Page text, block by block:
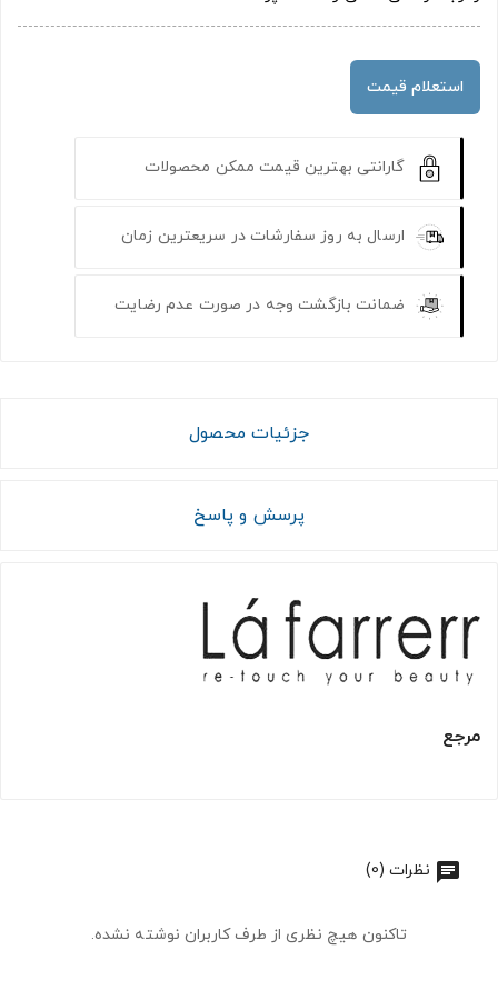
استعلام قیمت
گارانتی بهترین قیمت ممکن محصولات
ارسال به روز سفارشات در سریعترین زمان
ضمانت بازگشت وجه در صورت عدم رضایت
جزئیات محصول
پرسش و پاسخ
مرجع
نظرات (0)
تاکنون هیچ نظری از طرف کاربران نوشته نشده.